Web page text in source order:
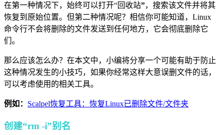
在第一种情况下，始终可以打开“回收站”，搜索该文件并将其
恢复到原始位置。但第二种情况呢？相信你可能知道，Linux
命令行不会将删除的文件发送到任何地方，它会彻底删除它
们。
那么应该怎么办？在本文中，小编将分享一个可能有助于防止
这种情况发生的小技巧，如果你经常这样大意误删文件的话，
可以考虑使用的相关工具。
例如： Scalpel恢复工具：恢复Linux已删除文件/文件夹
创建“rm -i”别名